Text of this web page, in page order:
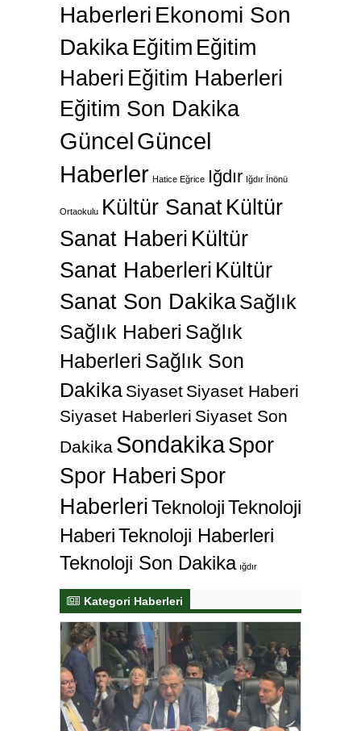
Haberleri Ekonomi Son
Dakika Eğitim Eğitim
Haberi Eğitim Haberleri
Eğitim Son Dakika
GüncelGüncel
Haberler Hatice Eğrice Iğdır Iğdır İnönü
Ortaokulu Kültür SanatKültür
Sanat Haberi Kültür
Sanat Haberleri Kültür
Sanat Son DakikaSağlık
Sağlık Haberi Sağlık
Haberleri Sağlık Son
Dakika Siyaset Siyaset Haberi
Siyaset Haberleri Siyaset Son
Dakika SondakikaSpor
Spor Haberi Spor
HaberleriTeknolojiTeknoloji
HaberiTeknoloji Haberleri
Teknoloji Son Dakika ığdır
Kategori Haberleri